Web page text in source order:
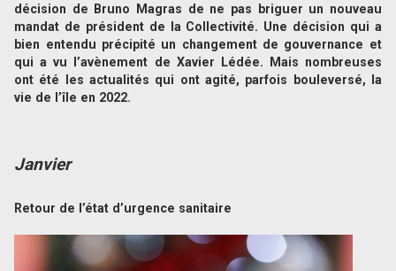
décision de Bruno Magras de ne pas briguer un nouveau
mandat de président de la Collectivité. Une décision qui a
bien entendu précipité un changement de gouvernance et
qui a vu l’avènement de Xavier Lédée. Mais nombreuses
ont été les actualités qui ont agité, parfois bouleversé, la
vie de l’île en 2022.
Janvier
Retour de l’état d’urgence sanitaire